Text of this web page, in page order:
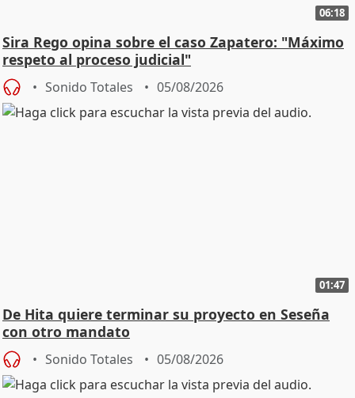
06:18
Sira Rego opina sobre el caso Zapatero: "Máximo
respeto al proceso judicial"
Sonido Totales 05/08/2026
01:47
De Hita quiere terminar su proyecto en Seseña
con otro mandato
Sonido Totales 05/08/2026